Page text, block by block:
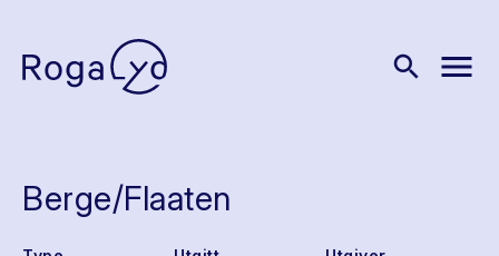
search menu
Berge/Flaaten